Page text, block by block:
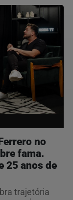
no
fama.
25 anos de
trajetória